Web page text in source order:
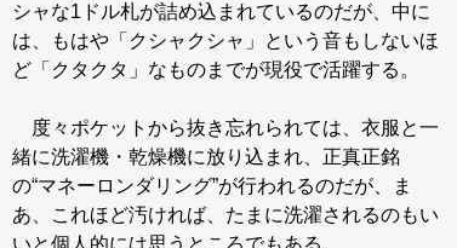
シャな1ドル札が詰め込まれているのだが、中に
は、もはや「クシャクシャ」という音もしないほ
ど「クタクタ」なものまでが現役で活躍する。
度々ポケットから抜き忘れられては、衣服と一
緒に洗濯機・乾燥機に放り込まれ、正真正銘
の“マネーロンダリング”が行われるのだが、ま
あ、これほど汚ければ、たまに洗濯されるのもい